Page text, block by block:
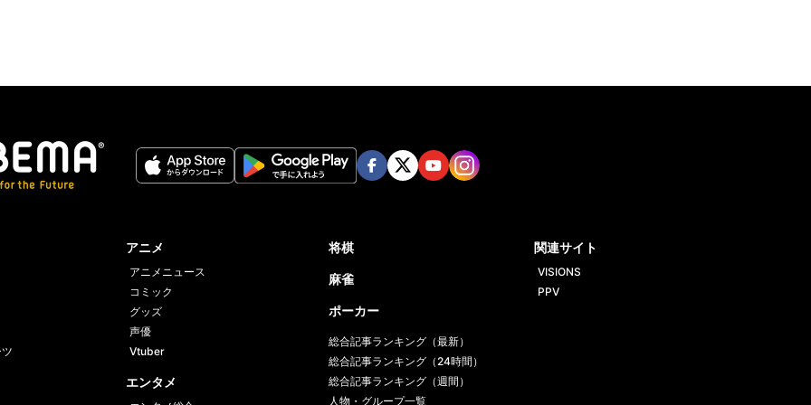
アニメ
アニメニュース
コミック
グッズ
声優
Vtuber
エンタメ
将棋
麻雀
ポーカー
総合記事ランキング（最新）
総合記事ランキング（24時間）
総合記事ランキング（週間）
人物・グループ一覧
関連サイト
VISIONS
PPV